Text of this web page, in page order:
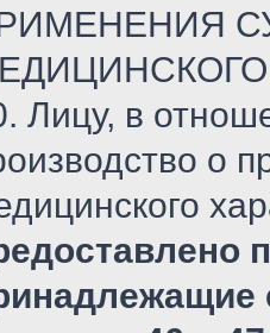
Лицу, в
о